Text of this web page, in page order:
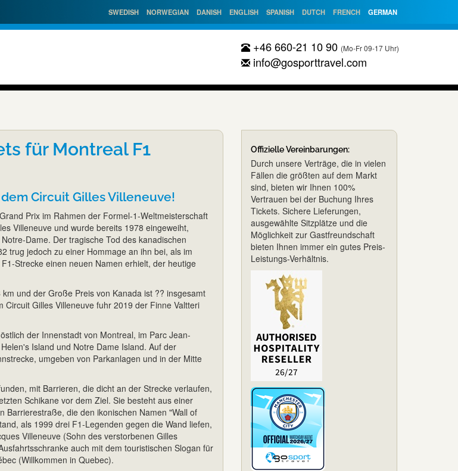
SWEDISH NORWEGIAN DANISH ENGLISH SPANISH DUTCH FRENCH GERMAN
+46 660-21 10 90 (Mo-Fr 09-17 Uhr)
info@gosporttravel.com
für Montreal F1
Circuit Gilles Villeneuve!
Prix im Rahmen der Formel-1-Weltmeisterschaft
Villeneuve und wurde bereits 1978 eingeweiht,
Dame. Der tragische Tod des kanadischen
trug jedoch zu einer Hommage an ihn bei, als im
Strecke einen neuen Namen erhielt, der heutige
und der Große Preis von Kanada ist ?? insgesamt
Gilles Villeneuve fuhr 2019 der Finne Valtteri
der Innenstadt von Montreal, im Parc Jean-
Island und Notre Dame Island. Auf der
umgeben von Parkanlagen und in der Mitte
mit Barrieren, die dicht an der Strecke verlaufen,
Schikane vor dem Ziel. Sie besteht aus einer
Barrierestraße, die den ikonischen Namen "Wall of
als 1999 drei F1-Legenden gegen die Wand liefen,
Villeneuve (Sohn des verstorbenen Gilles
auch mit dem touristischen Slogan für
(Willkommen in Quebec).
Offizielle Vereinbarungen:
Durch unsere Verträge, die in vielen
Fällen die größten auf dem Markt
sind, bieten wir Ihnen 100%
Vertrauen bei der Buchung Ihres
Tickets. Sichere Lieferungen,
ausgewählte Sitzplätze und die
Möglichkeit zur Gastfreundschaft
bieten Ihnen immer ein gutes Preis-
Leistungs-Verhältnis.